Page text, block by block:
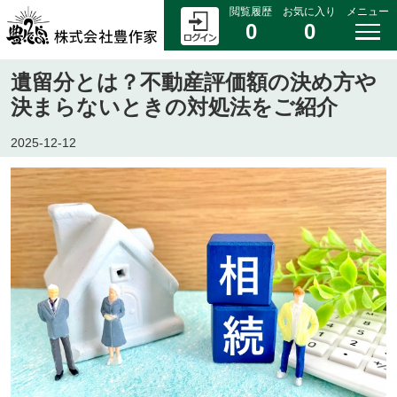
閲覧履歴
0
お気に入り
0
メニュー
遺留分とは？不動産評価額の決め方や
決まらないときの対処法をご紹介
2025-12-12